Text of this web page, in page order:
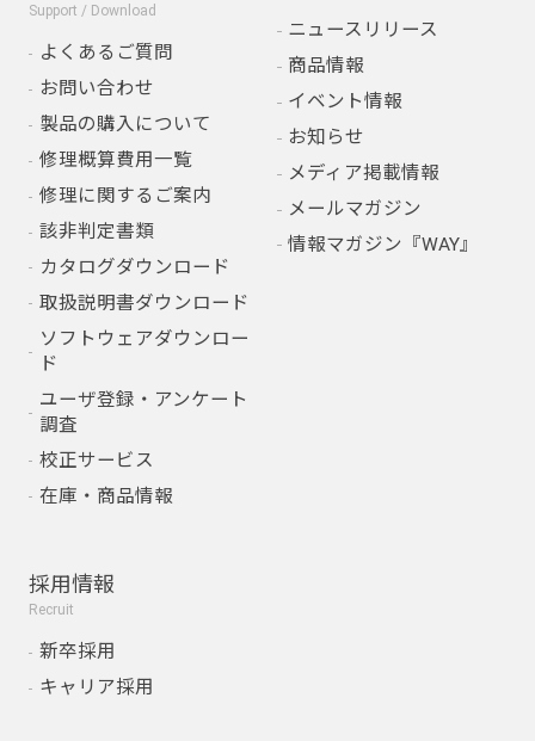
Support / Download
よくあるご質問
お問い合わせ
製品の購入について
修理概算費用一覧
修理に関するご案内
該非判定書類
カタログダウンロード
取扱説明書ダウンロード
ソフトウェアダウンロー
ド
ユーザ登録・アンケート
調査
校正サービス
在庫・商品情報
ニュースリリース
商品情報
イベント情報
お知らせ
メディア掲載情報
メールマガジン
情報マガジン『WAY』
採用情報
Recruit
新卒採用
キャリア採用